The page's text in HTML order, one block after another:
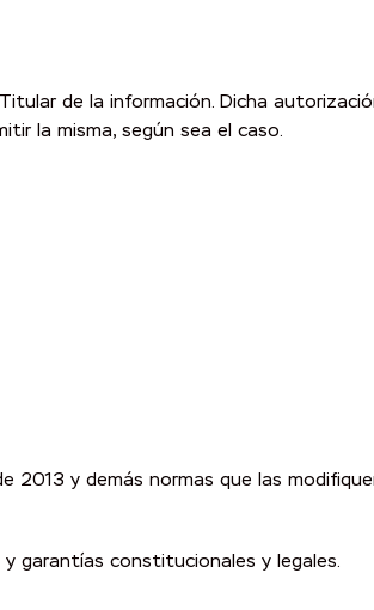
de la información. Dicha
la misma, según sea el caso.
2013 y demás normas que las
garantías constitucionales y legales.